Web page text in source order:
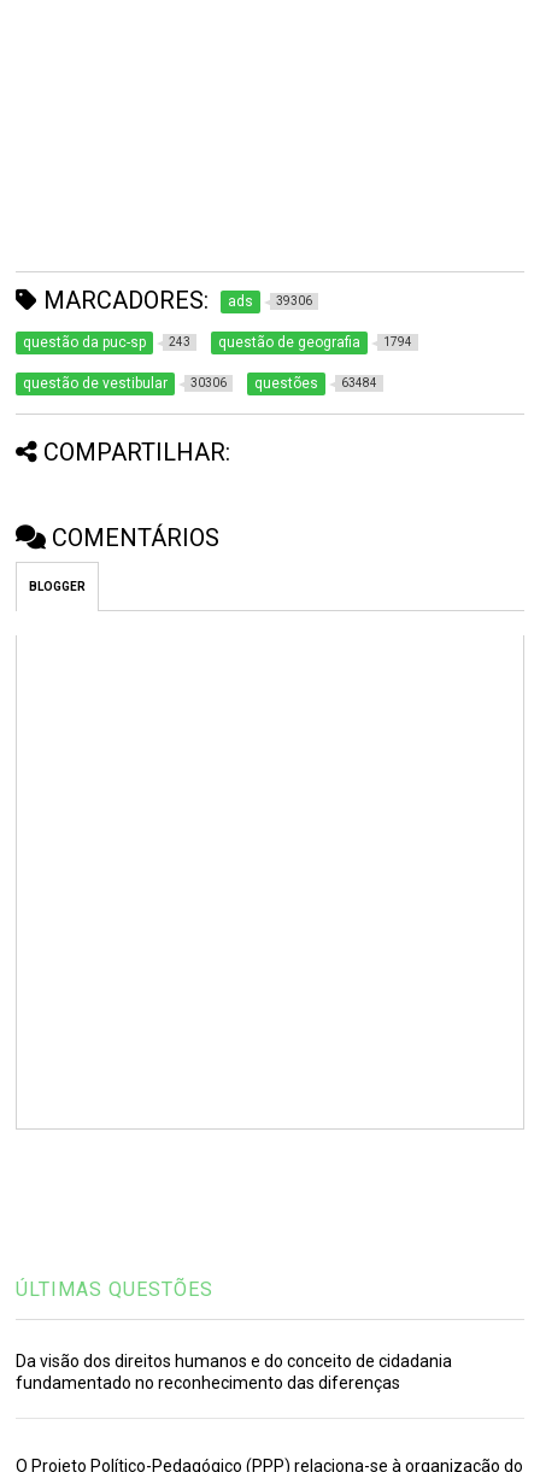
MARCADORES: ads 39306
questão da puc-sp 243 questão de geografia 1794
questão de vestibular 30306 questões 63484
COMPARTILHAR:
COMENTÁRIOS
BLOGGER
ÚLTIMAS QUESTÕES
Da visão dos direitos humanos e do conceito de cidadania
fundamentado no reconhecimento das diferenças
O Projeto Político-Pedagógico (PPP) relaciona-se à organização do